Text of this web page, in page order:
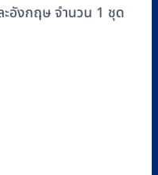
ะอังกฤษ จำนวน 1 ชุด